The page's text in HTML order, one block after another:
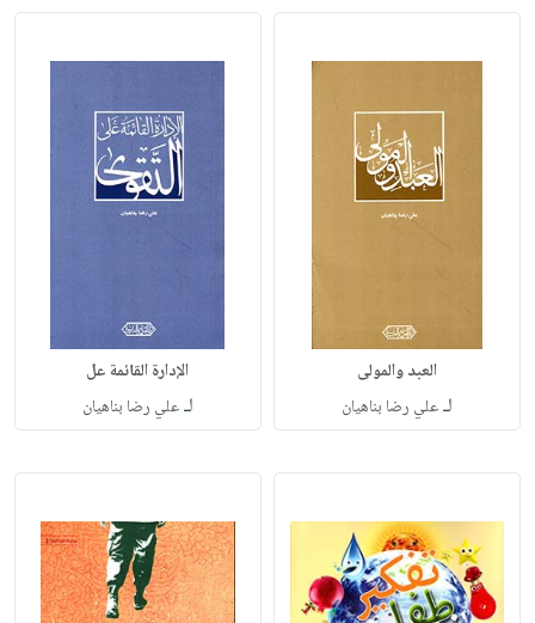
العبد والمولى
لـعلي رضا بناهيان
الإدارة القائمة عل
لـعلي رضا بناهيان